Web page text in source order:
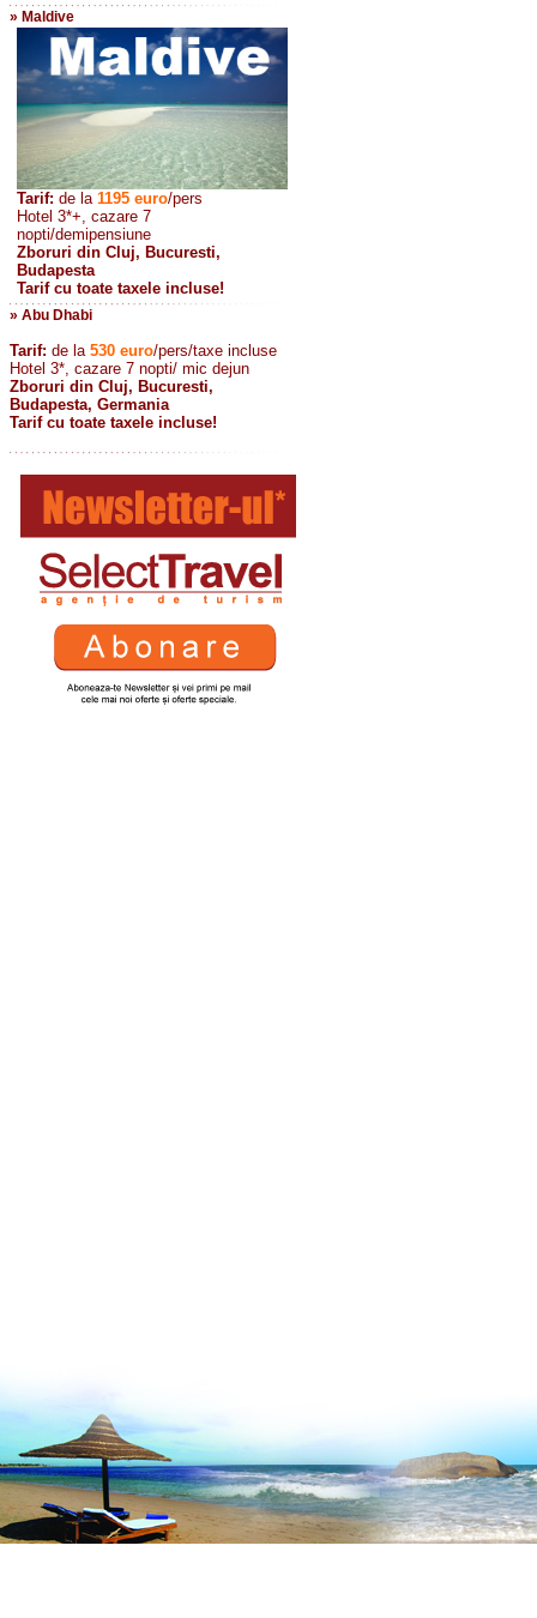
» Maldive
Tarif: de la 1195 euro/pers
Hotel 3*+, cazare 7
nopti/demipensiune
Zboruri din Cluj, Bucuresti,
Budapesta
Tarif cu toate taxele incluse!
» Abu Dhabi
Tarif: de la 530 euro/pers/taxe incluse
Hotel 3*, cazare 7 nopti/ mic dejun
Zboruri din Cluj, Bucuresti,
Budapesta, Germania
Tarif cu toate taxele incluse!